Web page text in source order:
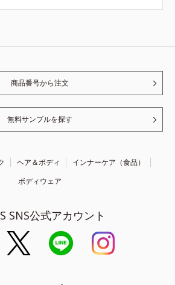
商品番号から注文
無料サンプルを探す
ヘア＆ボディ
インナーケア（食品）
ボディウェア
SNS公式アカウント